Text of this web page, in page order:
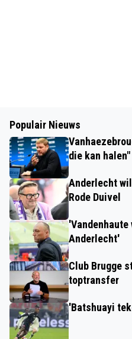
Populair Nieuws
die kan halen"
Anderlecht
Rode Duivel
Anderlecht'
Club Brugge
toptransfer
'Batshuayi